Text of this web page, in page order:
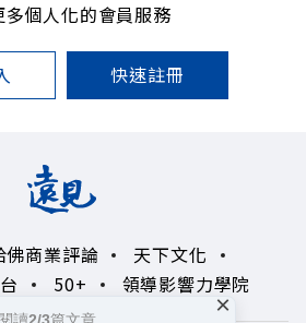
多個人化的會員服務
快速註冊
佛商業評論
天下文化
50+ 領導影響力學院
×